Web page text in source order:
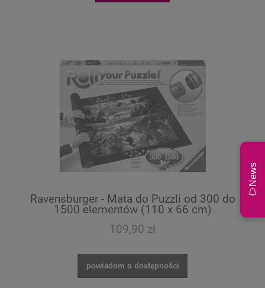
Ravensburger - Mata do Puzzli od 300 do
1500 elementów (110 x 66 cm)
109,90 zł
powiadom o dostępności
News